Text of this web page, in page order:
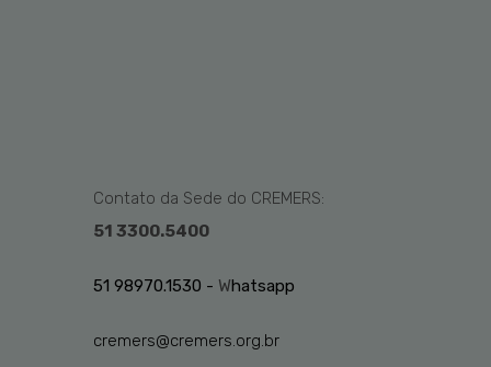
Contato da Sede do CREMERS:
51 3300.5400
51 98970.1530 - Whatsapp
cremers@cremers.org.br